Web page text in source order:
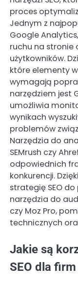
proces
Jednym z
Google
ruchu na stronie
użytkowników.
które elementy
wymagają
narzędziem jest
umożliwia
wynikach
problemów
Narzędzia do
SEMrush czy
odpowiednich
konkurencji.
strategię SEO
narzędzia do
czy Moz Pro,
technicznych
Jakie są
SEO dla firm